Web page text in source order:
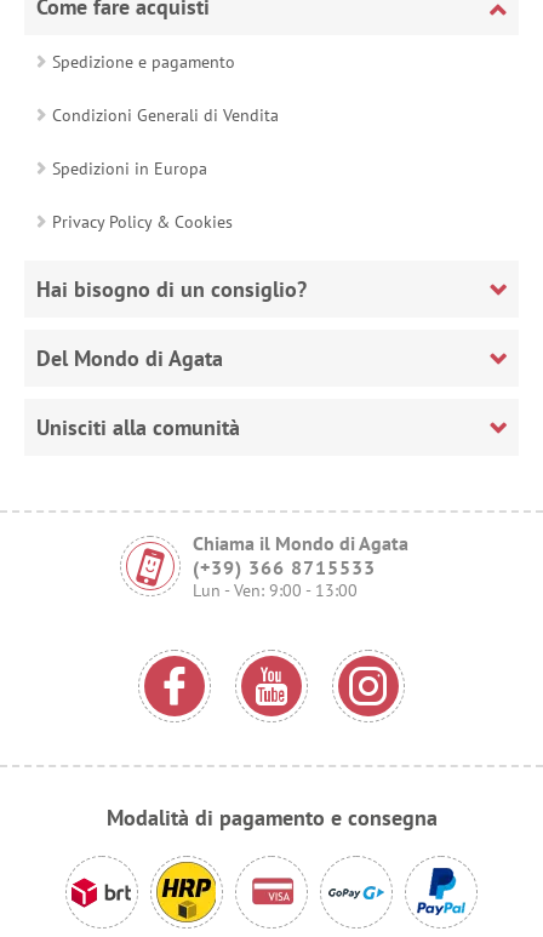
Come fare acquisti
Spedizione e pagamento
Condizioni Generali di Vendita
Spedizioni in Europa
Privacy Policy & Cookies
Hai bisogno di un consiglio?
Del Mondo di Agata
Unisciti alla comunità
Chiama il Mondo di Agata
(+39) 366 8715533
Lun - Ven: 9:00 - 13:00
Modalità di pagamento e consegna